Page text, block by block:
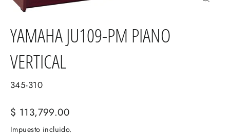
YAMAHA JU109-PM PIANO
VERTICAL
345-310
Precio
habitual
$ 113,799.00
Impuesto incluido.